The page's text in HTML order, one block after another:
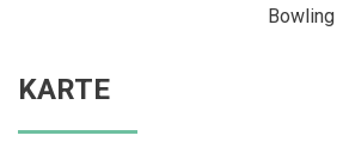
Bowling
KARTE